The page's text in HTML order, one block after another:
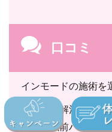
口コミ
インモードの施術を
二重顎を解消をし
いのと以前ハイフを